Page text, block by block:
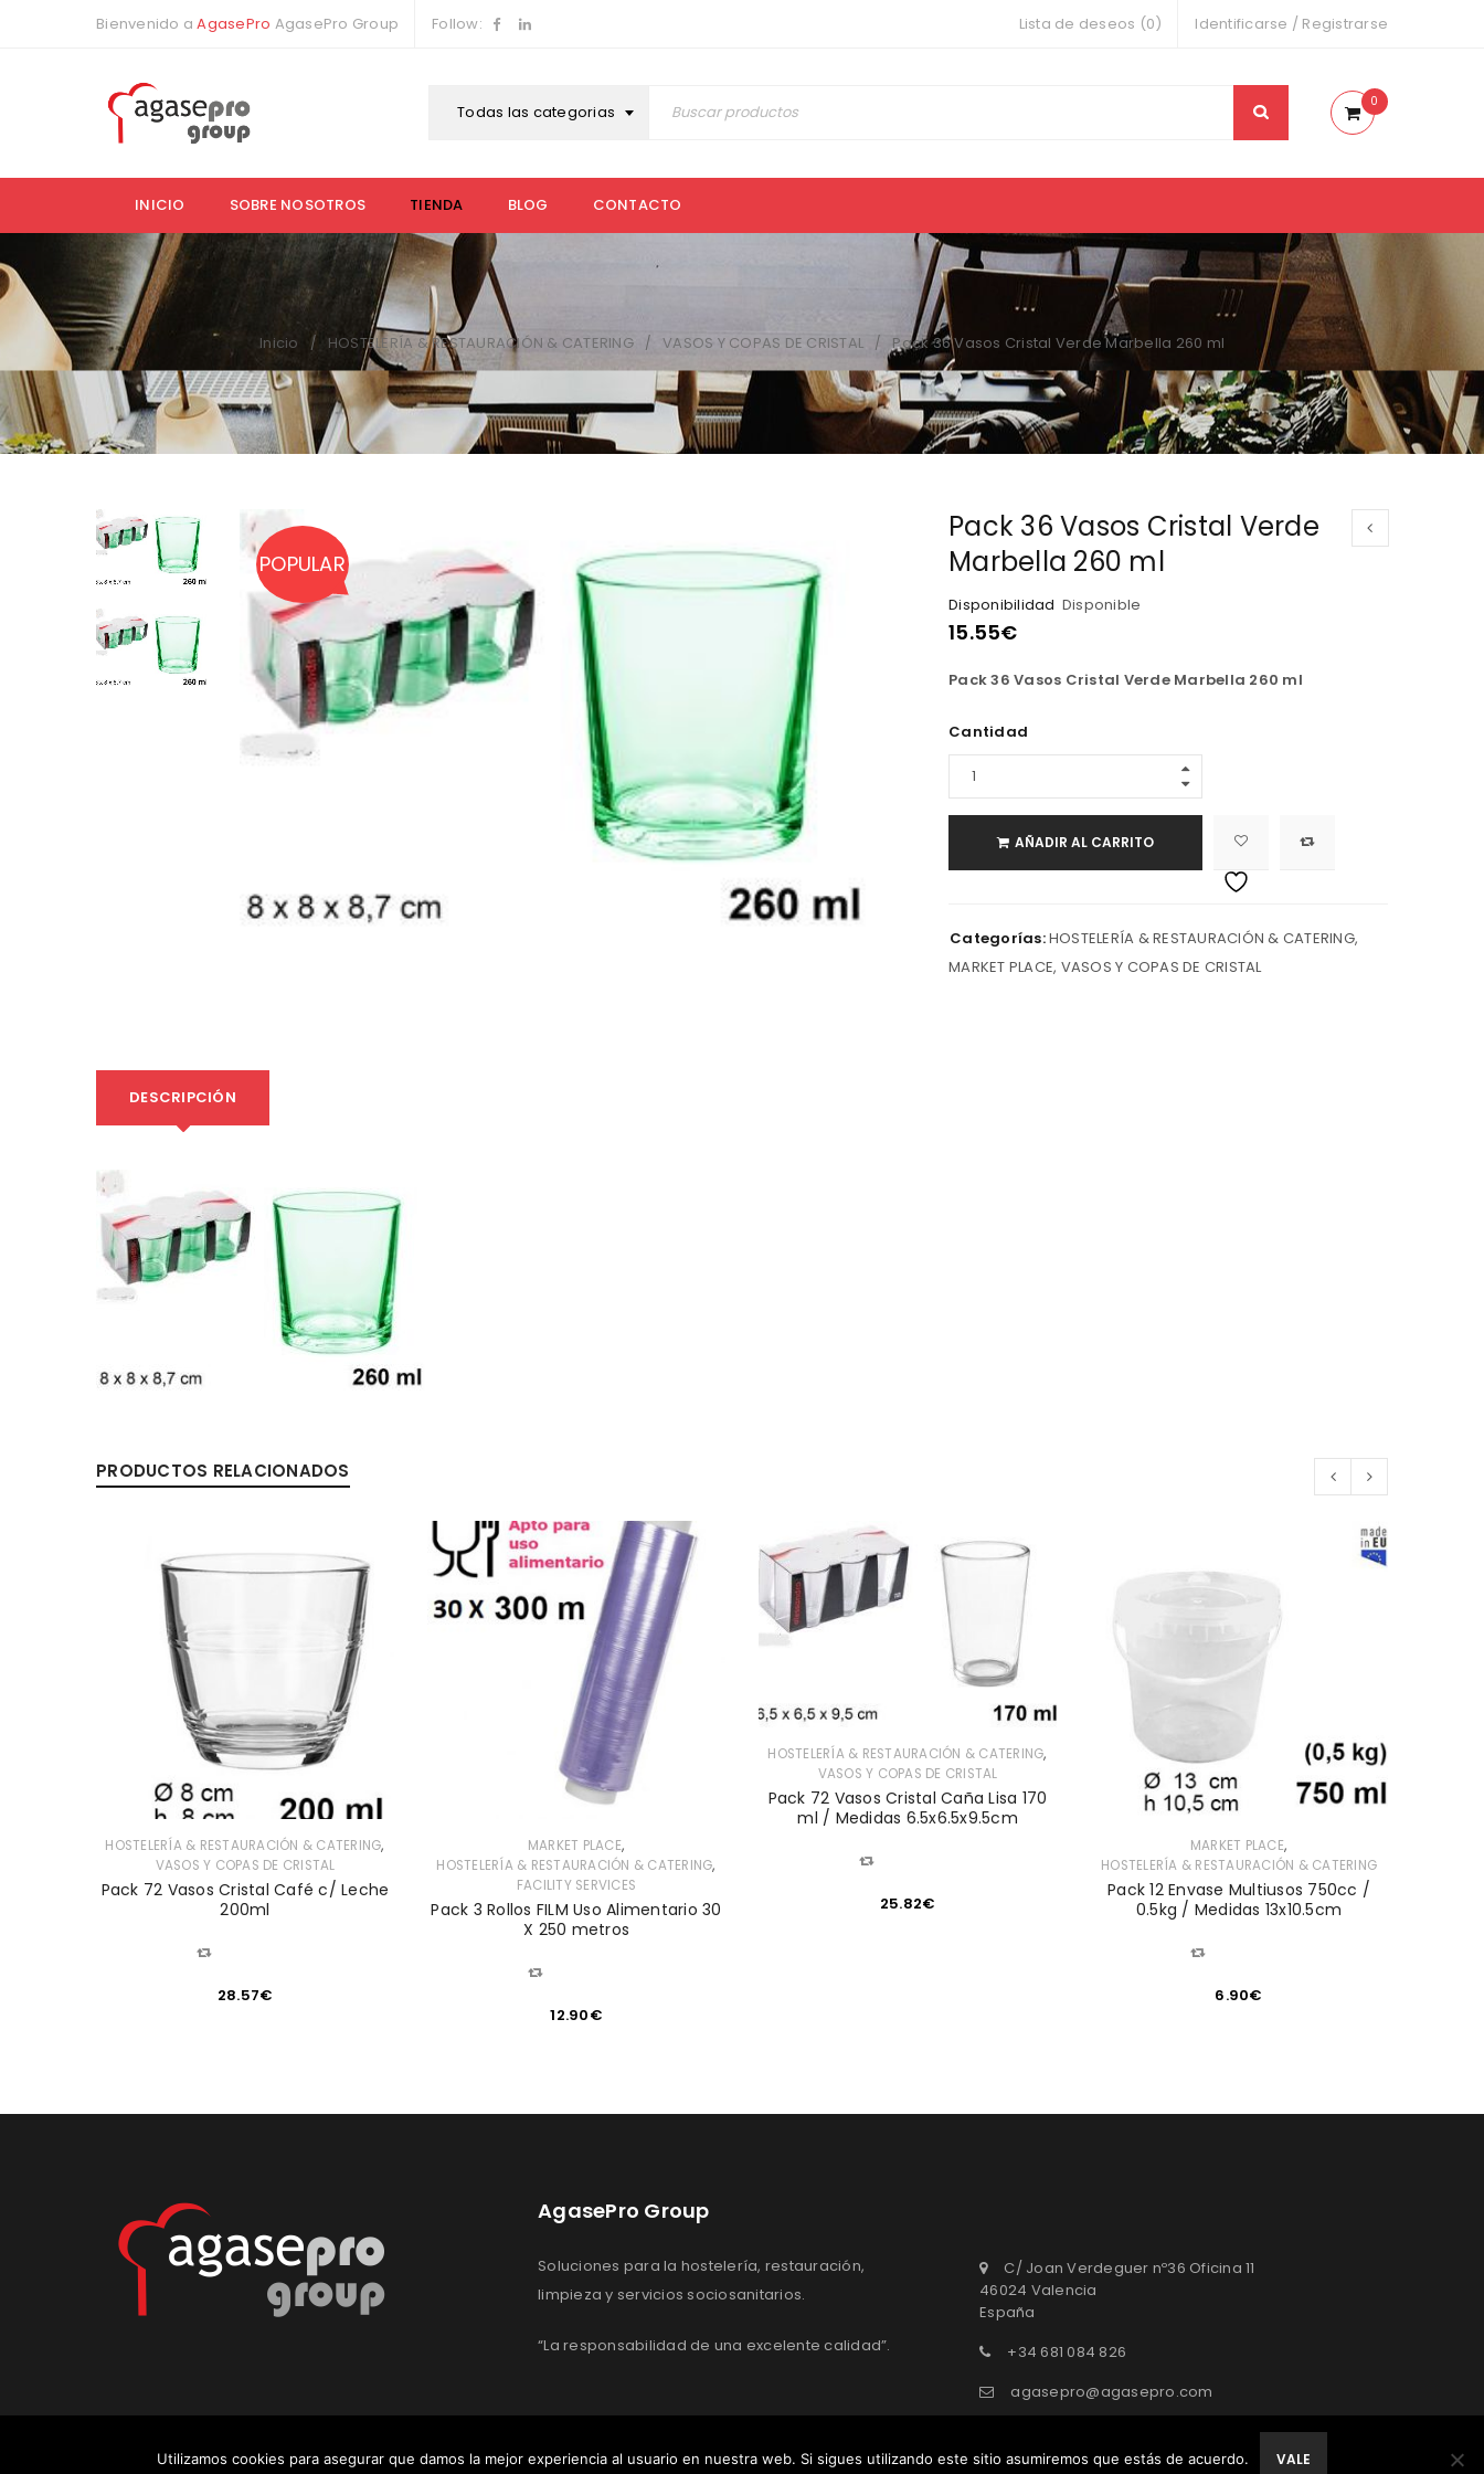
Bienvenido aAgasePro AgasePro Group Follow: Identificarse / Registrarse
Lista de deseos (0)
Todas las categorias
0
INICIO SOBRE NOSOTROS TIENDA BLOG CONTACTO
Inicio / HOSTELERÍA & RESTAURACIÓN & CATERING / VASOS Y COPAS DE CRISTAL / Pack 36 Vasos Cristal Verde Marbella 260 ml
POPULAR
Pack 36 Vasos Cristal Verde
Marbella 260 ml
Disponibilidad Disponible
15.55€
Pack 36 Vasos Cristal Verde Marbella 260 ml
Cantidad
AÑADIR AL CARRITO
Categorías:HOSTELERÍA & RESTAURACIÓN & CATERING,
MARKET PLACE, VASOS Y COPAS DE CRISTAL
DESCRIPCIÓN
PRODUCTOS RELACIONADOS
HOSTELERÍA & RESTAURACIÓN & CATERING,
VASOS Y COPAS DE CRISTAL
Pack 72 Vasos Cristal Café c/ Leche
200ml
COMPARAR
28.57€
MARKET PLACE,
HOSTELERÍA & RESTAURACIÓN & CATERING,
FACILITY SERVICES
Pack 3 Rollos FILM Uso Alimentario 30
X 250 metros
COMPARAR
12.90€
HOSTELERÍA & RESTAURACIÓN & CATERING,
VASOS Y COPAS DE CRISTAL
Pack 72 Vasos Cristal Caña Lisa 170
ml / Medidas 6.5x6.5x9.5cm
COMPARAR
25.82€
MARKET PLACE,
HOSTELERÍA & RESTAURACIÓN & CATERING
Pack 12 Envase Multiusos 750cc /
0.5kg / Medidas 13x10.5cm
COMPARAR
6.90€
AgasePro Group
Soluciones para la hostelería, restauración,
limpieza y servicios sociosanitarios.
“La responsabilidad de una excelente calidad”.
C/ Joan Verdeguer nº36 Oficina 11
46024 Valencia
España
+34 681 084 826
agasepro@agasepro.com
© AgasePro Group. All Rights Reserved.
Utilizamos cookies para asegurar que damos la mejor experiencia al usuario en nuestra web. Si sigues utilizando este sitio asumiremos que estás de acuerdo. VALE